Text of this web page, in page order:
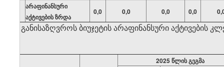
არაფინანსური
აქტივების ზრდა
0,0 0,0 0,0 0,0
ბ) განისაზღვროს ბიუჯეტის არაფინანსური
2025 წლის გეგმა